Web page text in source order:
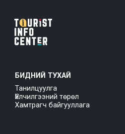
БИДНИЙ ТУХАЙ
Танилцуулга
Үйлчилгээний төрөл
Хамтрагч байгууллага